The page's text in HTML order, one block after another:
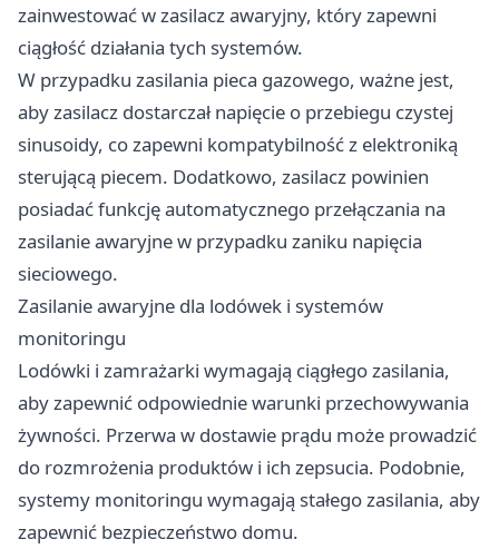
zainwestować w zasilacz awaryjny, który zapewni
ciągłość działania tych systemów.​
W przypadku zasilania pieca gazowego, ważne jest,
aby zasilacz dostarczał napięcie o przebiegu czystej
sinusoidy, co zapewni kompatybilność z elektroniką
sterującą piecem. Dodatkowo, zasilacz powinien
posiadać funkcję automatycznego przełączania na
zasilanie awaryjne w przypadku zaniku napięcia
sieciowego.​
Zasilanie awaryjne dla lodówek i systemów
monitoringu
Lodówki i zamrażarki wymagają ciągłego zasilania,
aby zapewnić odpowiednie warunki przechowywania
żywności. Przerwa w dostawie prądu może prowadzić
do rozmrożenia produktów i ich zepsucia. Podobnie,
systemy monitoringu wymagają stałego zasilania, aby
zapewnić bezpieczeństwo domu.​